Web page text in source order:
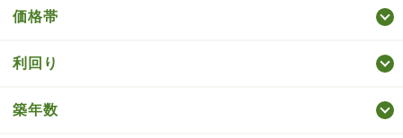
価格帯
利回り
築年数